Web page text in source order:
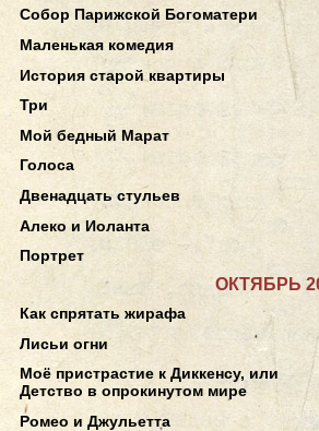
Собор Парижской Богоматери
Маленькая комедия
История старой квартиры
Три
Мой бедный Марат
Голоса
Двенадцать стульев
Алеко и Иоланта
Портрет
ОКТЯБРЬ
Как спрятать жирафа
Лисьи огни
Моё пристрастие к Диккенсу, или
Детство в опрокинутом мире
Ромео и Джульетта